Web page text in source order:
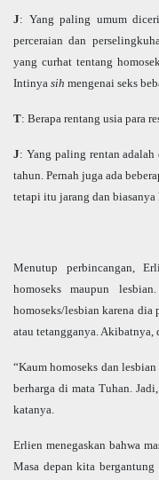
J: Yang paling umum
perceraian dan
yang curhat tentang
Intinya sih mengenai seks
T: Berapa rentang usia para
J: Yang paling rentan
tahun. Pernah juga ada
tetapi itu jarang dan biasanya
Menutup perbincangan,
homoseks maupun
homoseks/lesbian karena dia
atau tetangganya. Akibatnya,
“Kaum homoseks dan
berharga di mata Tuhan.
katanya.
Erlien menegaskan bahwa
Masa depan kita